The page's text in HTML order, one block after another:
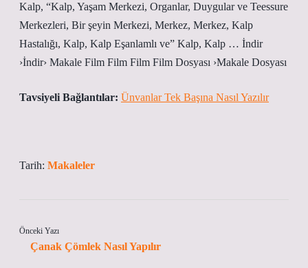
Kalp, “Kalp, Yaşam Merkezi, Organlar, Duygular ve Teessure
Merkezleri, Bir şeyin Merkezi, Merkez, Merkez, Kalp
Hastalığı, Kalp, Kalp Eşanlamlı ve” Kalp, Kalp … İndir
›İndir› Makale Film Film Film Film Dosyası ›Makale Dosyası
Tavsiyeli Bağlantılar: Ünvanlar Tek Başına Nasıl Yazılır
Tarih: Makaleler
Önceki Yazı
Çanak Çömlek Nasıl Yapılır